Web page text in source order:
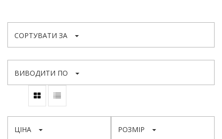
СОРТУВАТИ ЗА
ВИВОДИТИ ПО
ЦІНА РОЗМІР